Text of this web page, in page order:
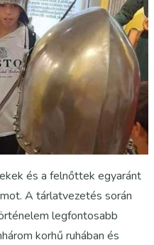
és a felnőttek egyaránt
A tárlatvezetés során
legfontosabb
korhű ruhában és